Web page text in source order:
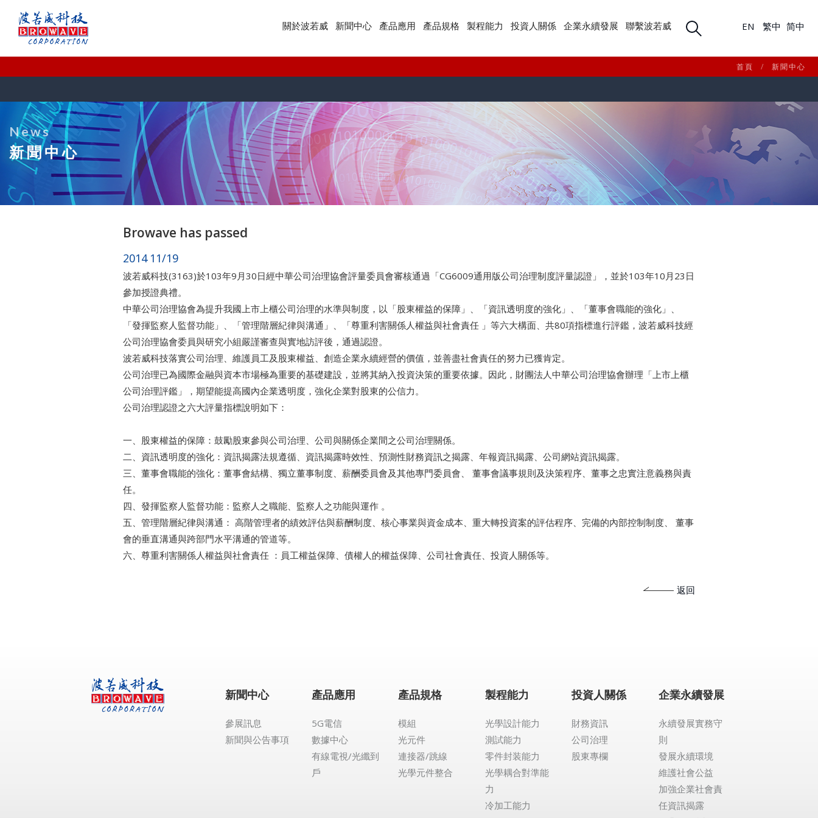
關於波若威 新聞中心 產品應用 產品規格 製程能力 投資人關係 企業永續發展 聯繫波若威 EN 繁中 简中
首頁 / 新聞中心
News
新聞中心
Browave has passed
2014 11/19
波若威科技(3163)於103年9月30日經中華公司治理協會評量委員會審核通過「CG6009通用版公司治理制度評量認證」，並於103年10月23日
參加授證典禮。
中華公司治理協會為提升我國上市上櫃公司治理的水準與制度，以「股東權益的保障」、「資訊透明度的強化」、「董事會職能的強化」、
「發揮監察人監督功能」、「管理階層紀律與溝通」、「尊重利害關係人權益與社會責任 」等六大構面、共80項指標進行評鑑，波若威科技經
公司治理協會委員與研究小組嚴謹審查與實地訪評後，通過認證。
波若威科技落實公司治理、維護員工及股東權益、創造企業永續經營的價值，並善盡社會責任的努力已獲肯定。
公司治理已為國際金融與資本市場極為重要的基礎建設，並將其納入投資決策的重要依據。因此，財團法人中華公司治理協會辦理「上市上櫃
公司治理評鑑」，期望能提高國內企業透明度，強化企業對股東的公信力。
公司治理認證之六大評量指標說明如下：
一、股東權益的保障：鼓勵股東參與公司治理、公司與關係企業間之公司治理關係。
二、資訊透明度的強化：資訊揭露法規遵循、資訊揭露時效性、預測性財務資訊之揭露、年報資訊揭露、公司網站資訊揭露。
三、董事會職能的強化：董事會結構、獨立董事制度、薪酬委員會及其他專門委員會、 董事會議事規則及決策程序、董事之忠實注意義務與責
任。
四、發揮監察人監督功能：監察人之職能、監察人之功能與運作 。
五、管理階層紀律與溝通： 高階管理者的績效評估與薪酬制度、核心事業與資金成本、重大轉投資案的評估程序、完備的內部控制制度、 董事
會的垂直溝通與跨部門水平溝通的管道等。
六、尊重利害關係人權益與社會責任 ：員工權益保障、債權人的權益保障、公司社會責任、投資人關係等。
返回
新聞中心
參展訊息
新聞與公告事項
產品應用
5G電信
數據中心
有線電視/光纖到
戶
產品規格
模組
光元件
連接器/跳線
光學元件整合
製程能力
光學設計能力
測試能力
零件封装能力
光學耦合對準能
力
冷加工能力
投資人關係
財務資訊
公司治理
股東專欄
企業永續發展
永續發展實務守
則
發展永續環境
維護社會公益
加強企業社會責
任資訊揭露